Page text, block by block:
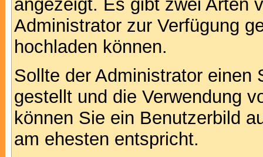
angezeigt. Es gibt zwei Arten
Administrator zur Verfügung
hochladen können.
Sollte der Administrator einen
gestellt und die Verwendung
können Sie ein Benutzerbild
am ehesten entspricht.